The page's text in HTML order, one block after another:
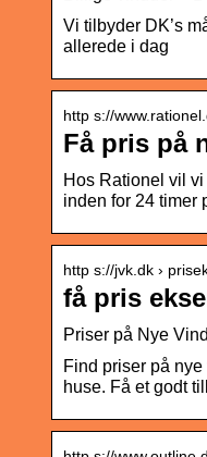
Vi tilbyder DK’s
allerede i dag
http s://
Få pris på
Hos Rationel vil
inden for 24 timer
http s://jvk.dk ›
få pris
Priser på Nye
Find priser på
huse. Få et godt